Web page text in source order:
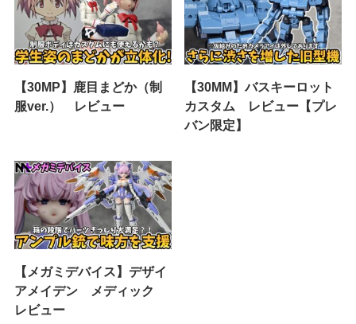
【30MP】鹿目まどか（制
服ver.） レビュー
【30MM】バスキーロット
カスタム レビュー【プレ
バン限定】
【メガミデバイス】デザイ
アメイデン メディック
レビュー